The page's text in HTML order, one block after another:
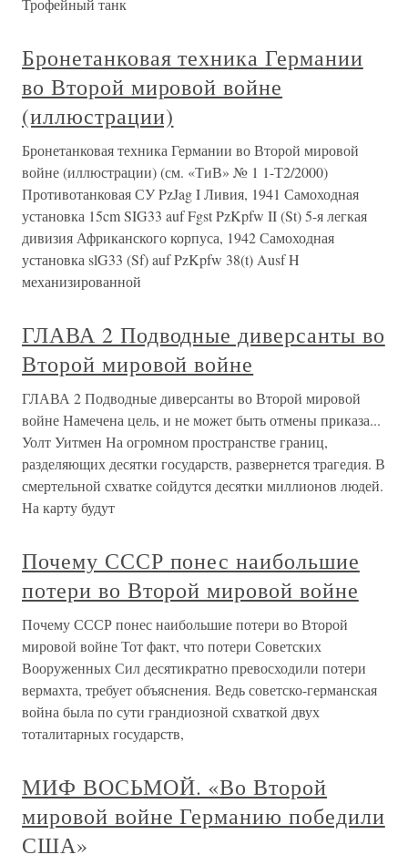
Трофейный танк
Бронетанковая техника Германии
во Второй мировой войне
(иллюстрации)
Бронетанковая техника Германии во Второй мировой
войне (иллюстрации) (см. «ТиВ» № 1 1-Т2/2000)
Противотанковая СУ PzJag I Ливия, 1941 Самоходная
установка 15cm SIG33 auf Fgst PzKpfw II (St) 5-я легкая
дивизия Африканского корпуса, 1942 Самоходная
установка slG33 (Sf) auf PzKpfw 38(t) Ausf H
механизированной
ГЛАВА 2 Подводные диверсанты во
Второй мировой войне
ГЛАВА 2 Подводные диверсанты во Второй мировой
войне Намечена цель, и не может быть отмены приказа...
Уолт Уитмен На огромном пространстве границ,
разделяющих десятки государств, развернется трагедия. В
смертельной схватке сойдутся десятки миллионов людей.
На карту будут
Почему СССР понес наибольшие
потери во Второй мировой войне
Почему СССР понес наибольшие потери во Второй
мировой войне Тот факт, что потери Советских
Вооруженных Сил десятикратно превосходили потери
вермахта, требует объяснения. Ведь советско-германская
война была по сути грандиозной схваткой двух
тоталитарных государств,
МИФ ВОСЬМОЙ. «Во Второй
мировой войне Германию победили
США»